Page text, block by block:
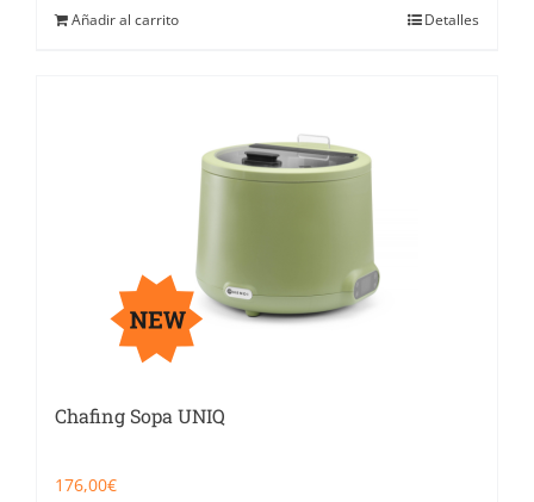
Añadir al carrito Detalles
Chafing Sopa UNIQ
176,00€